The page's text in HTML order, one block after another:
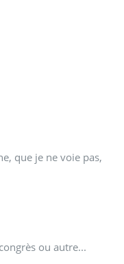
que je ne voie pas,
ou autre...